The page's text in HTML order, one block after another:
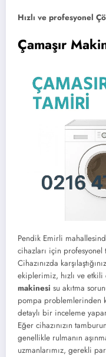
Hızlı ve profesyonel
Çamaşır
Pendik Emirli
cihazları için profesyonel
Cihazınızda
ekiplerimiz, hızlı ve etkili
makinesi su akıtma
pompa problemlerinden
detaylı bir inceleme
Eğer cihazınızın
genellikle rulmanın
uzmanlarımız, gerekli